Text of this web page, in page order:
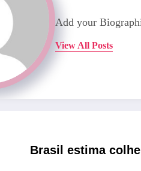
Add your
View All Posts
Brasil estima